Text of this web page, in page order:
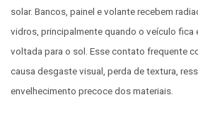
solar. Bancos, painel e volante recebem
vidros, principalmente quando o veículo
voltada para o sol. Esse contato frequente
causa desgaste visual, perda de textura,
envelhecimento precoce dos materiais.